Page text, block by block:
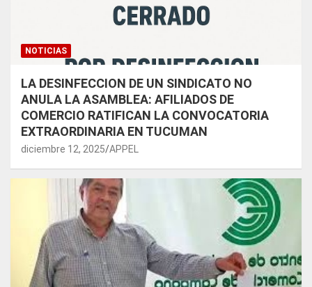
NOTICIAS
LA DESINFECCION DE UN SINDICATO NO
ANULA LA ASAMBLEA: AFILIADOS DE
COMERCIO RATIFICAN LA CONVOCATORIA
EXTRAORDINARIA EN TUCUMAN
diciembre 12, 2025 APPEL